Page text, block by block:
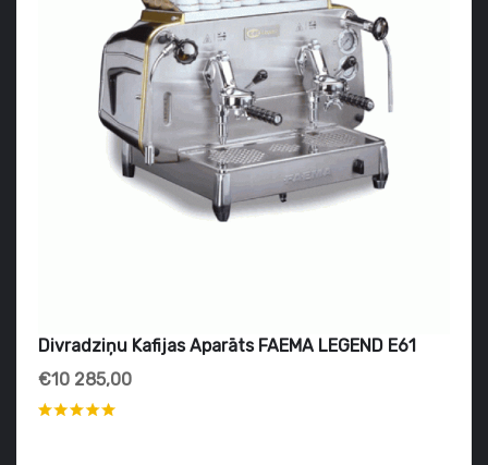
Divradziņu Kafijas Aparāts FAEMA LEGEND E61
€10 285,00